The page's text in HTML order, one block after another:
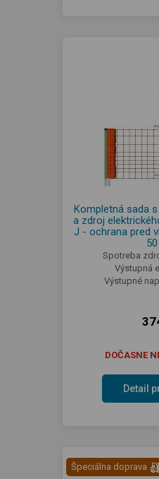
Kompletná sada
a zdroj
J - ochrana pred
Spotreba
Výstupná
Výstupné
DOČASNE
Detail
Špeciálna doprava